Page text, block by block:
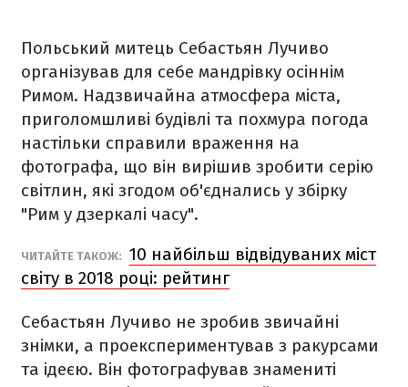
Польський митець Себастьян Лучиво
організував для себе мандрівку осіннім
Римом. Надзвичайна атмосфера міста,
приголомшливі будівлі та похмура погода
настільки справили враження на
фотографа, що він вирішив зробити серію
світлин, які згодом об'єднались у збірку
"Рим у дзеркалі часу".
ЧИТАЙТЕ ТАКОЖ: 10 найбільш відвідуваних міст
світу в 2018 році: рейтинг
Себастьян Лучиво не зробив звичайні
знімки, а проекспериментував з ракурсами
та ідеєю. Він фотографував знамениті